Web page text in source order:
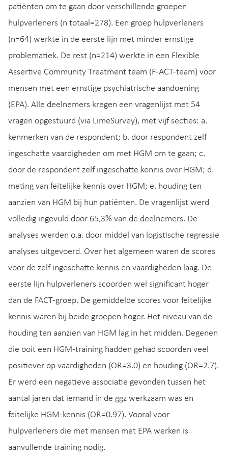
patiënten om te gaan door verschillende groepen
hulpverleners (n totaal=278). Een groep hulpverleners
(n=64) werkte in de eerste lijn met minder ernstige
problematiek. De rest (n=214) werkte in een Flexible
Assertive Community Treatment team (F-ACT-team) voor
mensen met een ernstige psychiatrische aandoening
(EPA). Alle deelnemers kregen een vragenlijst met 54
vragen opgestuurd (via LimeSurvey), met vijf secties: a.
kenmerken van de respondent; b. door respondent zelf
ingeschatte vaardigheden om met HGM om te gaan; c.
door de respondent zelf ingeschatte kennis over HGM; d.
meting van feitelijke kennis over HGM; e. houding ten
aanzien van HGM bij hun patiënten. De vragenlijst werd
volledig ingevuld door 65,3% van de deelnemers. De
analyses werden o.a. door middel van logistische regressie
analyses uitgevoerd. Over het algemeen waren de scores
voor de zelf ingeschatte kennis en vaardigheden laag. De
eerste lijn hulpverleners scoorden wel significant hoger
dan de FACT-groep. De gemiddelde scores voor feitelijke
kennis waren bij beide groepen hoger. Het niveau van de
houding ten aanzien van HGM lag in het midden. Degenen
die ooit een HGM-training hadden gehad scoorden veel
positiever op vaardigheden (OR=3.0) en houding (OR=2.7).
Er werd een negatieve associatie gevonden tussen het
aantal jaren dat iemand in de ggz werkzaam was en
feitelijke HGM-kennis (OR=0.97). Vooral voor
hulpverleners die met mensen met EPA werken is
aanvullende training nodig.